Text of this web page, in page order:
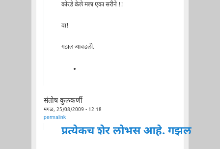
कोरडे केले मला एका सरीने !!
वा!
गझल आवडली.
संतोष कुलकर्णी
मंगळ, 25/08/2009 - 12:18
permalink
प्रत्येकच शेर लोभस आहे. गझल